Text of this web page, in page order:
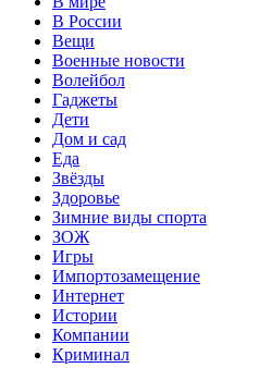
В России
Вещи
Военные новости
Волейбол
Гаджеты
Дети
Дом и сад
Еда
Звёзды
Здоровье
Зимние виды спорта
ЗОЖ
Игры
Импортозамещение
Интернет
Истории
Компании
Криминал